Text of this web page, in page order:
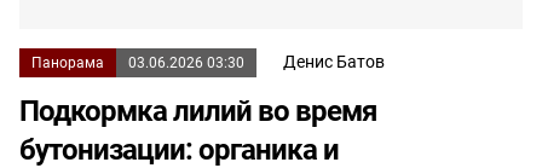
Панорама 03.06.2026 03:30 Денис Батов
Подкормка лилий во время
бутонизации: органика и